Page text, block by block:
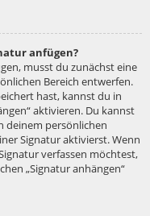
anfügen?
musst du zunächst eine
Bereich entwerfen.
hast, kannst du in
aktivieren. Du kannst
deinem persönlichen
Signatur aktivierst. Wenn
verfassen möchtest,
„Signatur anhängen“